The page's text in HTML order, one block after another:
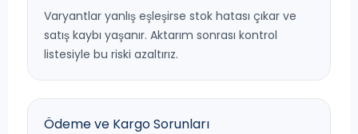
Varyantlar yanlış eşleşirse stok hatası çıkar ve
satış kaybı yaşanır. Aktarım sonrası kontrol
listesiyle bu riski azaltırız.
Ödeme ve Kargo Sorunları